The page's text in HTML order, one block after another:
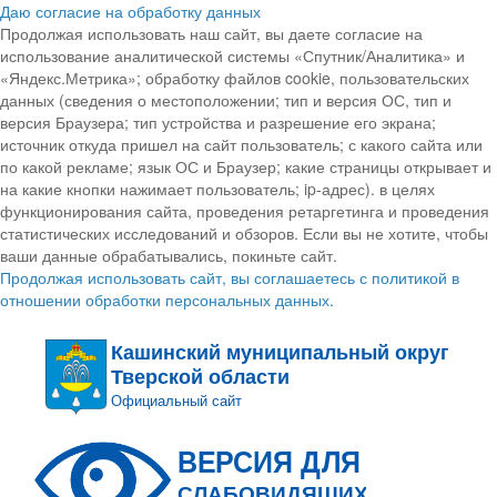
Даю согласие на обработку данных
Продолжая использовать наш сайт, вы даете согласие на
использование аналитической системы «Спутник/Аналитика» и
«Яндекс.Метрика»; обработку файлов cookie, пользовательских
данных (сведения о местоположении; тип и версия ОС, тип и
версия Браузера; тип устройства и разрешение его экрана;
источник откуда пришел на сайт пользователь; с какого сайта или
по какой рекламе; язык ОС и Браузер; какие страницы открывает и
на какие кнопки нажимает пользователь; ip-адрес). в целях
функционирования сайта, проведения ретаргетинга и проведения
статистических исследований и обзоров. Если вы не хотите, чтобы
ваши данные обрабатывались, покиньте сайт.
Продолжая использовать сайт, вы соглашаетесь с политикой в
отношении обработки персональных данных.